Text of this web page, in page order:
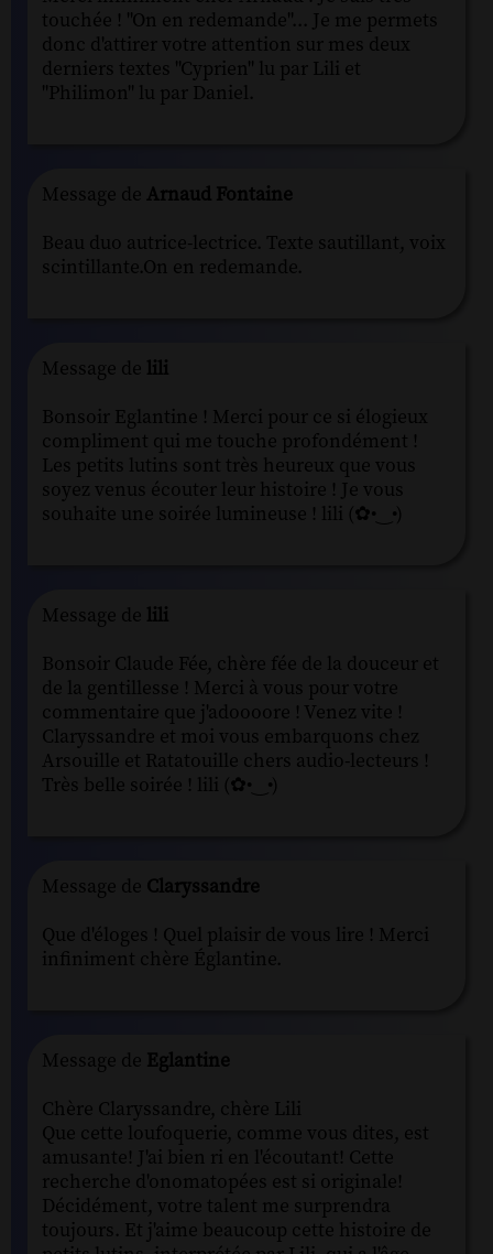
touchée ! "On en redemande"... Je me permets
donc d'attirer votre attention sur mes deux
derniers textes "Cyprien" lu par Lili et
"Philimon" lu par Daniel.
Message de Arnaud Fontaine
Beau duo autrice-lectrice. Texte sautillant, voix
scintillante.On en redemande.
Message de lili
Bonsoir Eglantine ! Merci pour ce si élogieux
compliment qui me touche profondément !
Les petits lutins sont très heureux que vous
soyez venus écouter leur histoire ! Je vous
souhaite une soirée lumineuse ! lili (✿•‿•)
Message de lili
Bonsoir Claude Fée, chère fée de la douceur et
de la gentillesse ! Merci à vous pour votre
commentaire que j'adoooore ! Venez vite !
Claryssandre et moi vous embarquons chez
Arsouille et Ratatouille chers audio-lecteurs !
Très belle soirée ! lili (✿•‿•)
Message de Claryssandre
Que d'éloges ! Quel plaisir de vous lire ! Merci
infiniment chère Églantine.
Message de Eglantine
Chère Claryssandre, chère Lili
Que cette loufoquerie, comme vous dites, est
amusante! J'ai bien ri en l'écoutant! Cette
recherche d'onomatopées est si originale!
Décidément, votre talent me surprendra
toujours. Et j'aime beaucoup cette histoire de